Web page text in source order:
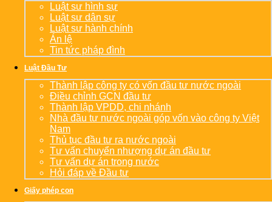
Luật sư hình sự
Luật sư dân sự
Luật sư hành chính
Án lệ
Tin tức pháp đình
Luật Đầu Tư
Thành lập công ty có vốn đầu tư nước ngoài
Điều chỉnh GCN đầu tư
Thành lập VPDD, chi nhánh
Nhà đầu tư nước ngoài góp vốn vào công ty Việt
Nam
Thủ tục đầu tư ra nước ngoài
Tư vấn chuyển nhượng dự án đầu tư
Tư vấn dự án trong nước
Hỏi đáp về Đầu tư
Giấy phép con